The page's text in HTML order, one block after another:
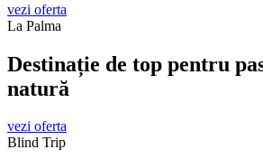
vezi oferta
La Palma
Destinație de top pentru
natură
vezi oferta
Blind Trip